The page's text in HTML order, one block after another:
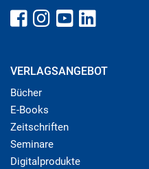
VERLAGSANGEBOT
Bücher
E-Books
Zeitschriften
Seminare
Digitalprodukte